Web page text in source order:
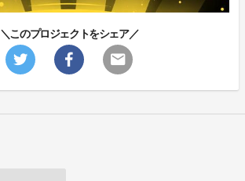
＼このプロジェクトをシェア／